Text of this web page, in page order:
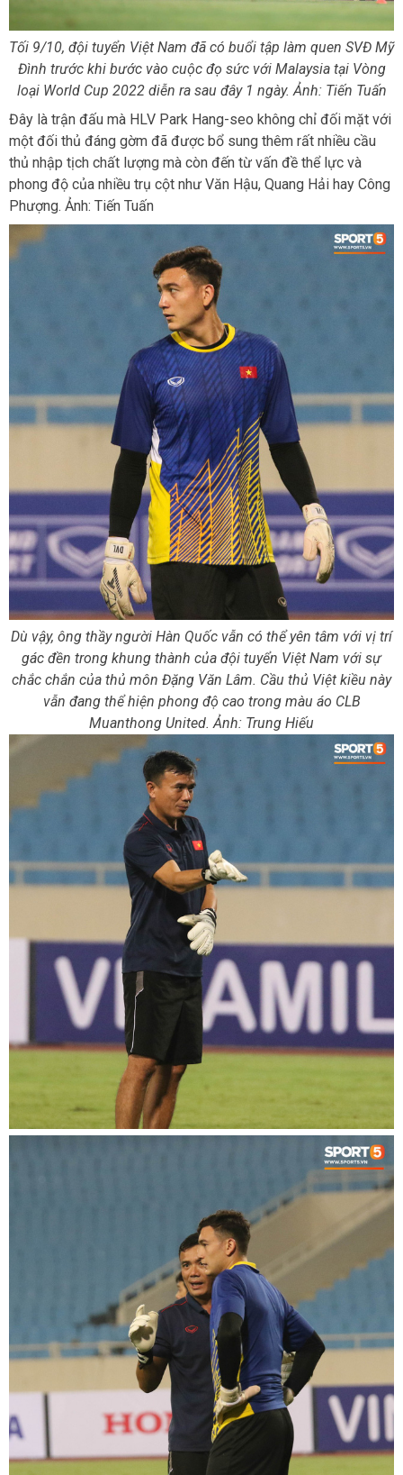
Tối 9/10, đội tuyển Việt Nam đã có buổi tập làm quen SVĐ Mỹ
Đình trước khi bước vào cuộc đọ sức với Malaysia tại Vòng
loại World Cup 2022 diễn ra sau đây 1 ngày. Ảnh: Tiến Tuấn
Đây là trận đấu mà HLV Park Hang-seo không chỉ đối mặt với
một đối thủ đáng gờm đã được bổ sung thêm rất nhiều cầu
thủ nhập tịch chất lượng mà còn đến từ vấn đề thể lực và
phong độ của nhiều trụ cột như Văn Hậu, Quang Hải hay Công
Phượng. Ảnh: Tiến Tuấn
Dù vậy, ông thầy người Hàn Quốc vẫn có thể yên tâm với vị trí
gác đền trong khung thành của đội tuyển Việt Nam với sự
chắc chắn của thủ môn Đặng Văn Lâm. Cầu thủ Việt kiều này
vẫn đang thể hiện phong độ cao trong màu áo CLB
Muanthong United. Ảnh: Trung Hiếu